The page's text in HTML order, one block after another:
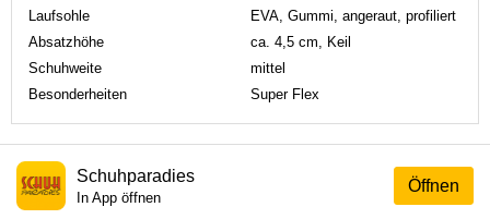
Laufsohle
EVA, Gummi, angeraut, profiliert
Absatzhöhe
ca. 4,5 cm, Keil
Schuhweite
mittel
Besonderheiten
Super Flex
Öffnen
Schuhparadies
In App öffnen